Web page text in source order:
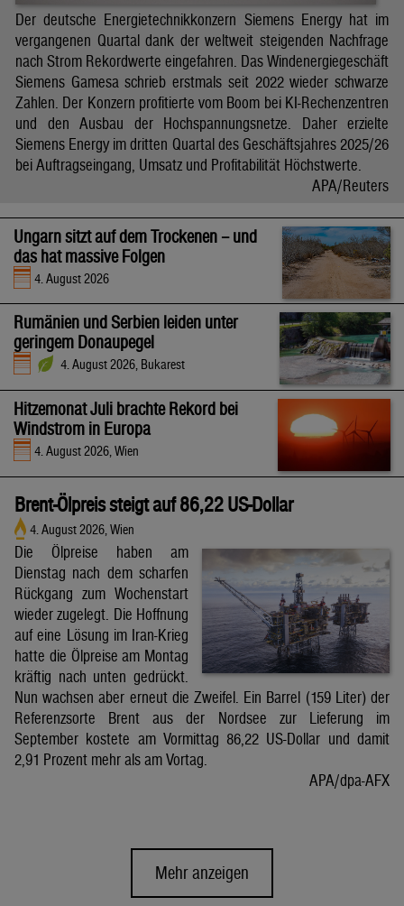
Der deutsche Energietechnikkonzern Siemens Energy hat im
vergangenen Quartal dank der weltweit steigenden Nachfrage
nach Strom Rekordwerte eingefahren. Das Windenergiegeschäft
Siemens Gamesa schrieb erstmals seit 2022 wieder schwarze
Zahlen. Der Konzern profitierte vom Boom bei KI-Rechenzentren
und den Ausbau der Hochspannungsnetze. Daher erzielte
Siemens Energy im dritten Quartal des Geschäftsjahres 2025/26
bei Auftragseingang, Umsatz und Profitabilität Höchstwerte.
APA/Reuters
Ungarn sitzt auf dem Trockenen – und
das hat massive Folgen
4. August 2026
Rumänien und Serbien leiden unter
geringem Donaupegel
4. August 2026, Bukarest
Hitzemonat Juli brachte Rekord bei
Windstrom in Europa
4. August 2026, Wien
Brent-Ölpreis steigt auf 86,22 US-Dollar
4. August 2026, Wien
Die Ölpreise haben am
Dienstag nach dem scharfen
Rückgang zum Wochenstart
wieder zugelegt. Die Hoffnung
auf eine Lösung im Iran-Krieg
hatte die Ölpreise am Montag
kräftig nach unten gedrückt.
Nun wachsen aber erneut die Zweifel. Ein Barrel (159 Liter) der
Referenzsorte Brent aus der Nordsee zur Lieferung im
September kostete am Vormittag 86,22 US-Dollar und damit
2,91 Prozent mehr als am Vortag.
APA/dpa-AFX
Mehr anzeigen